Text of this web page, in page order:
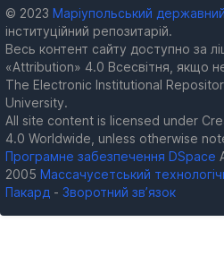
© 2023 Маріупольський
інституційний репозитарій.
Весь контент сайту доступно за
«Attribution» 4.0 Всесвітня, якщо
The Electronic Institutional
University.
All site content is licensed under
4.0 Worldwide, unless otherwise
Програмне забезпечення DSpace
2005 Массачусетський
Пакард - Зворотний зв’язок